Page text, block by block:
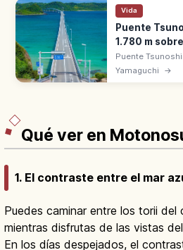
Vida
Puente
1.780 m
Puente
(Yamaguchi),
color
Yamaguchi →
Qué ver en
1. El contraste entre el mar
Puedes caminar entre los torii del
mientras disfrutas de las vistas
En los días despejados, el